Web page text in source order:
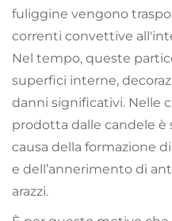
fuliggine vengono
correnti convettive
Nel tempo, queste
superfici interne,
danni significativi. Nelle
prodotta dalle candele
causa della formazione
e dell’annerimento di
arazzi.